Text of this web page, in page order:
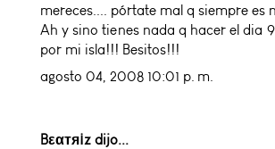
mereces.... pórtate mal q siempre es
Ah y sino tienes nada q hacer el dia
por mi isla!!! Besitos!!!
agosto 04, 2008 10:01 p. m.
Bεαтя¡z dijo...